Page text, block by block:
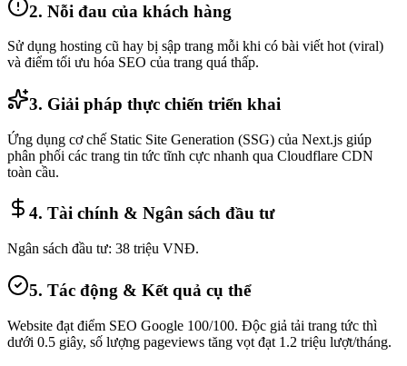
2. Nỗi đau của khách hàng
Sử dụng hosting cũ hay bị sập trang mỗi khi có bài viết hot (viral)
và điểm tối ưu hóa SEO của trang quá thấp.
3. Giải pháp thực chiến triển khai
Ứng dụng cơ chế Static Site Generation (SSG) của Next.js giúp
phân phối các trang tin tức tĩnh cực nhanh qua Cloudflare CDN
toàn cầu.
4. Tài chính & Ngân sách đầu tư
Ngân sách đầu tư: 38 triệu VNĐ.
5. Tác động & Kết quả cụ thể
Website đạt điểm SEO Google 100/100. Độc giả tải trang tức thì
dưới 0.5 giây, số lượng pageviews tăng vọt đạt 1.2 triệu lượt/tháng.